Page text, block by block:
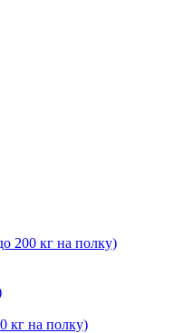
200 кг на полку)
кг на полку)